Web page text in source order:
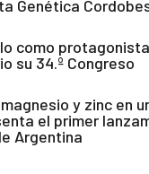
Genética
como
su 34.º Congreso
y zinc en
el primer
Argentina